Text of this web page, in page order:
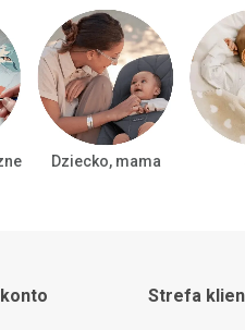
Dziecko, mama
Strefa